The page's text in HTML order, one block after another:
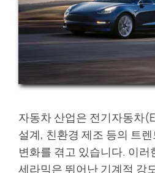
자동차 산업은 전기자동차
설계, 친환경 제조 등의 트
변화를 겪고 있습니다. 이
세라믹은 뛰어난 기계적 강